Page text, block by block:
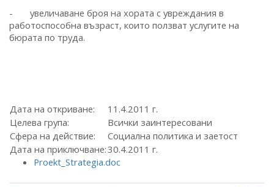
- увеличаване броя на хората с увреждания в
работоспособна възраст, които ползват услугите на
бюрата по труда.
Дата на откриване:
11.4.2011 г.
Целева група:
Всички заинтересовани
Сфера на действие:
Социална политика и заетост
Дата на приключване:30.4.2011 г.
Proekt_Strategia.doc